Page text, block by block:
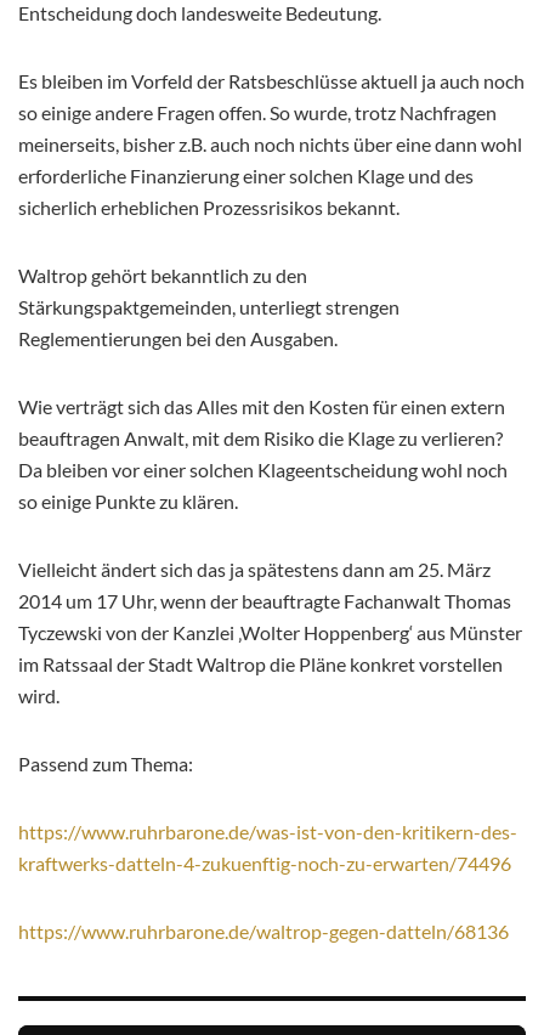
Entscheidung doch landesweite Bedeutung.
Es bleiben im Vorfeld der Ratsbeschlüsse aktuell ja auch noch
so einige andere Fragen offen. So wurde, trotz Nachfragen
meinerseits, bisher z.B. auch noch nichts über eine dann wohl
erforderliche Finanzierung einer solchen Klage und des
sicherlich erheblichen Prozessrisikos bekannt.
Waltrop gehört bekanntlich zu den
Stärkungspaktgemeinden, unterliegt strengen
Reglementierungen bei den Ausgaben.
Wie verträgt sich das Alles mit den Kosten für einen extern
beauftragen Anwalt, mit dem Risiko die Klage zu verlieren?
Da bleiben vor einer solchen Klageentscheidung wohl noch
so einige Punkte zu klären.
Vielleicht ändert sich das ja spätestens dann am 25. März
2014 um 17 Uhr, wenn der beauftragte Fachanwalt Thomas
Tyczewski von der Kanzlei ‚Wolter Hoppenberg‘ aus Münster
im Ratssaal der Stadt Waltrop die Pläne konkret vorstellen
wird.
Passend zum Thema:
https://www.ruhrbarone.de/was-ist-von-den-kritikern-des-
kraftwerks-datteln-4-zukuenftig-noch-zu-erwarten/74496
https://www.ruhrbarone.de/waltrop-gegen-datteln/68136